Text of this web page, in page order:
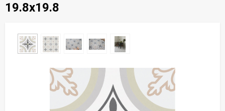
19.8x19.8